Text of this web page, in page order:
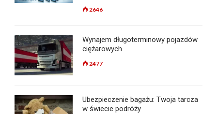
2646
Wynajem długoterminowy pojazdów
ciężarowych
2477
Ubezpieczenie bagażu: Twoja tarcza
w świecie podróży